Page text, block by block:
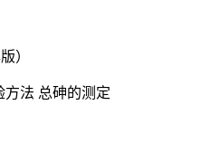
）
方法 总砷的测定